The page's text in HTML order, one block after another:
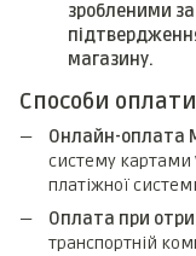
зробленими
магазину.
Способи
Онлайн-оплата
систему картами
платіжної
Оплата при
транспортній